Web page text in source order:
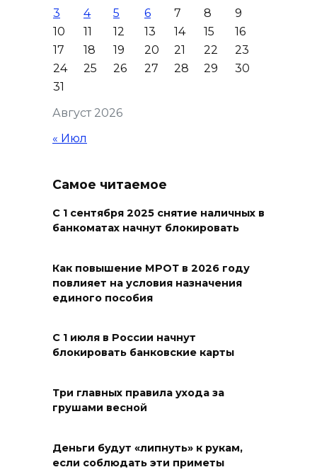
Юрий Слюсарь поздравил
донских строителей с
профессиональным
праздником и вручил
кирпичей
06 августа 2026 18:29
06 августа 2026 18:27
Андрей Фатеев: Театр Чехова
в Таганроге откроет 200-й
06 августа 2026 18:27
Август 2026
3
4 5 6 7 8
9
10
11 12 13 14 15
16
17
18 19 20 21 22
23
24
25 26 27 28 29
30
31
« Июл
Самое читаемое
С 1 сентября 2025 снятие наличных в
банкоматах начнут блокировать
Как повышение МРОТ в 2026 году
повлияет на условия назначения
единого пособия
С 1 июля в России начнут
блокировать банковские карты
Три главных правила ухода за
грушами весной
Деньги будут «липнуть» к рукам,
если соблюдать эти приметы